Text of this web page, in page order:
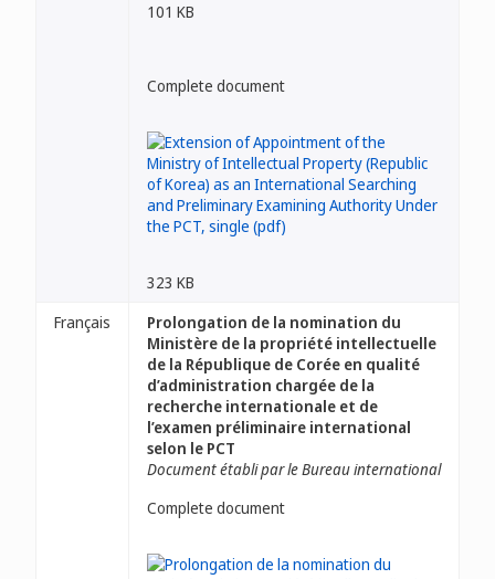
101 KB
Complete document
323 KB
Français
Prolongation de la nomination du
Ministère de la propriété intellectuelle
de la République de Corée en qualité
d’administration chargée de la
recherche internationale et de
l’examen préliminaire international
selon le PCT
Document établi par le Bureau international
Complete document